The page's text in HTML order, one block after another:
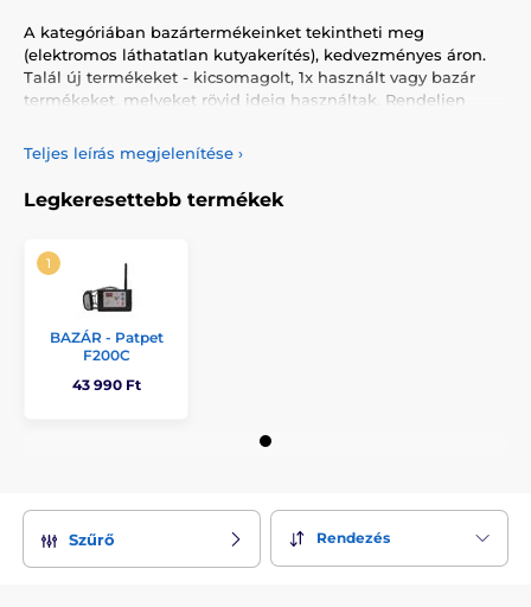
A kategóriában bazártermékeinket tekintheti meg
(elektromos láthatatlan kutyakerítés), kedvezményes áron.
Talál új termékeket - kicsomagolt, 1x használt vagy bazár
termékeket, melyeket rövid ideig használtak. Rendeljen
garanciával.
Teljes leírás megjelenítése ›
Legkeresettebb termékek
BAZÁR - Patpet
F200C
43 990 Ft
Szűrő Rendezés